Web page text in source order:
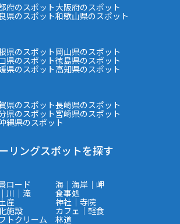
府のスポット大阪府のスポット
県のスポット和歌山県のスポット
県のスポット岡山県のスポット
県のスポット徳島県のスポット
県のスポット高知県のスポット
県のスポット長崎県のスポット
県のスポット宮崎県のスポット
縄県のスポット
リングスポットを探す
ロード 海｜海岸｜岬
川｜滝 食事処
産 神社｜寺院
施設 カフェ｜軽食
トクリーム 林道